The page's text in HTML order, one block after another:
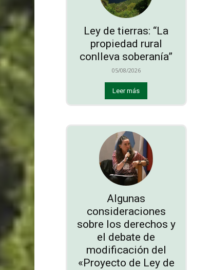
Ley de tierras: “La
propiedad rural
conlleva soberanía”
05/08/2026
Leer más
Algunas
consideraciones
sobre los derechos y
el debate de
modificación del
«Proyecto de Ley de